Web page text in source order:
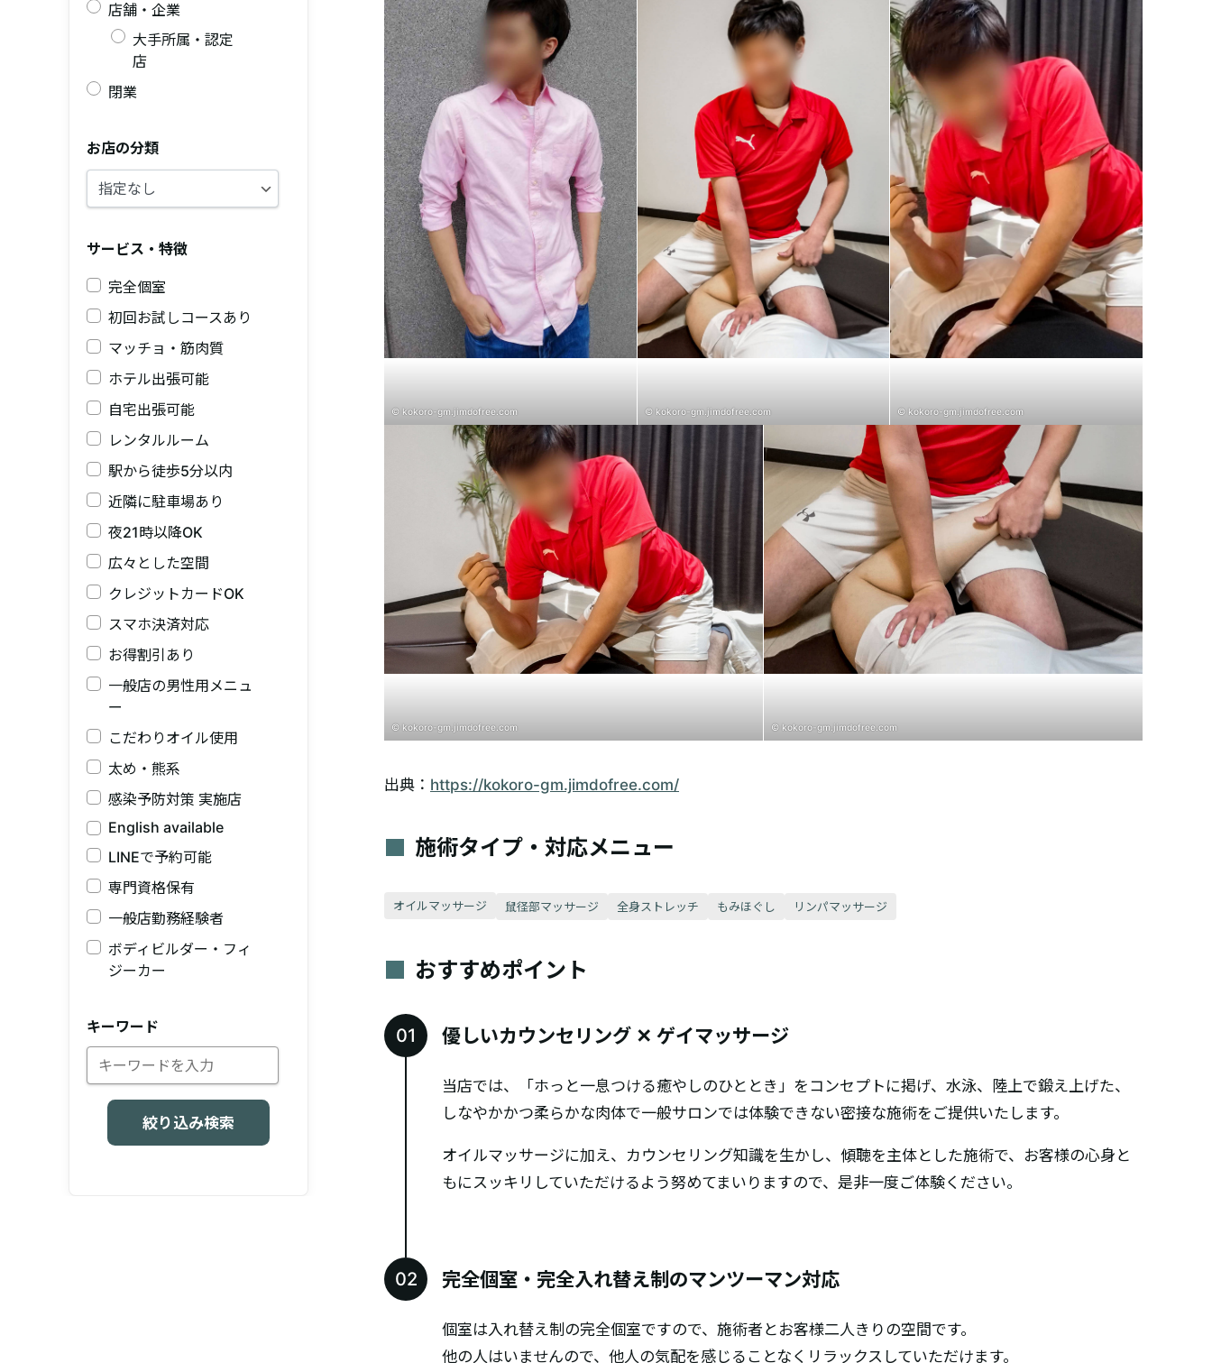
© kokoro-gm.jimdofree.com © kokoro-gm.jimdofree.com © kokoro-gm.jimdofree.com
© kokoro-gm.jimdofree.com © kokoro-gm.jimdofree.com
出典： https://kokoro-gm.jimdofree.com/
施術タイプ・対応メニュー
オイルマッサージ 鼠径部マッサージ 全身ストレッチ もみほぐし リンパマッサージ
おすすめポイント
優しいカウンセリング ✕ ゲイマッサージ
当店では、「ホっと一息つける癒やしのひととき」をコンセプトに掲げ、水泳、陸上で鍛え上げた、
しなやかかつ柔らかな肉体で一般サロンでは体験できない密接な施術をご提供いたします。
オイルマッサージに加え、カウンセリング知識を生かし、傾聴を主体とした施術で、お客様の心身と
もにスッキリしていただけるよう努めてまいりますので、是非一度ご体験ください。
完全個室・完全入れ替え制のマンツーマン対応
個室は入れ替え制の完全個室ですので、施術者とお客様二人きりの空間です。
他の人はいませんので、他人の気配を感じることなくリラックスしていただけます。
店舗・企業
大手所属・認定
店
閉業
お店の分類
サービス・特徴
完全個室
初回お試しコースあり
マッチョ・筋肉質
ホテル出張可能
自宅出張可能
レンタルルーム
駅から徒歩5分以内
近隣に駐車場あり
夜21時以降OK
広々とした空間
クレジットカードOK
スマホ決済対応
お得割引あり
一般店の男性用メニュ
ー
こだわりオイル使用
太め・熊系
感染予防対策 実施店
English available
LINEで予約可能
専門資格保有
一般店勤務経験者
ボディビルダー・フィ
ジーカー
キーワード
絞り込み検索